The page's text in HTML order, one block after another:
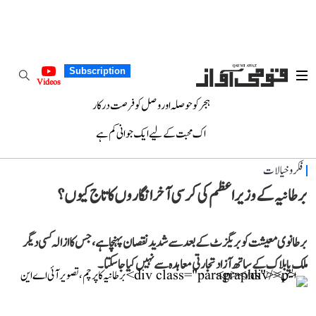
Subscription
Videos
ہجر کو حوصلہ اور وصل کو فرصت درکار
اک محبت کے لیے ایک جوانی کم ہے
فکر و خیالات
برطانیہ کے وزیر اعظم کی کرسی آخر انگاروں کا تاج کیوں؟
برطانوی معیشت کو بریگزٹ کے بعد سے شدید نقصان پہنچا ہے، جس کا ازالہ کسی دیگر
ملک یا بلاک کے ساتھ آزاد تجارتی معاہدہ سے نہیں کیا جا سکتا۔